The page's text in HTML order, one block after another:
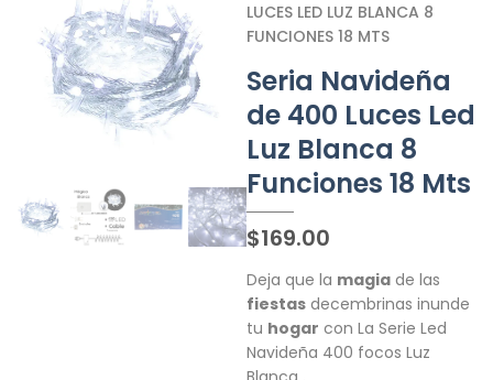
LUCES LED LUZ BLANCA 8
FUNCIONES 18 MTS
Seria Navideña
de 400 Luces Led
Luz Blanca 8
Funciones 18 Mts
$169.00
Deja que la magia de las
fiestas decembrinas inunde
tu hogar con La Serie Led
Navideña 400 focos Luz